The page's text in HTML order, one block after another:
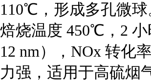
110℃，形成多孔微
焙烧温度 450℃，2
12 nm），NOx 转化
力强，适用于高硫烟